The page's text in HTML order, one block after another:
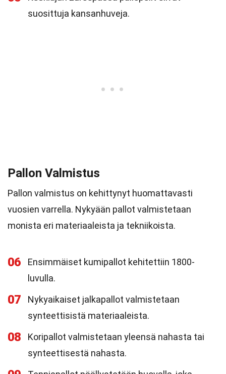
suosittuja kansanhuveja.
Pallon Valmistus
Pallon valmistus on kehittynyt huomattavasti
vuosien varrella. Nykyään pallot valmistetaan
monista eri materiaaleista ja tekniikoista.
06
Ensimmäiset kumipallot kehitettiin 1800-
luvulla.
07
Nykyaikaiset jalkapallot valmistetaan
synteettisistä materiaaleista.
08
Koripallot valmistetaan yleensä nahasta tai
synteettisestä nahasta.